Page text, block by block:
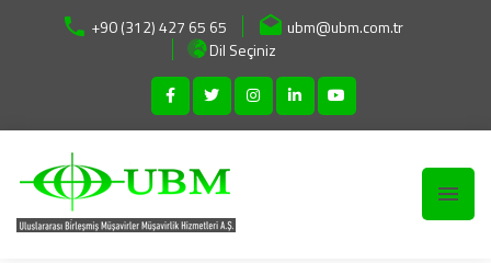
+90 (312) 427 65 65
ubm@ubm.com.tr
Dil Seçiniz